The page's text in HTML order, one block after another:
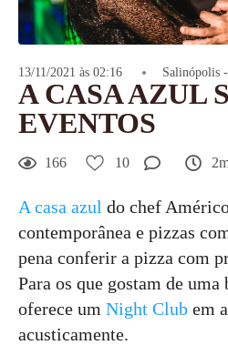
13/11/2021 às 02:16 Salinópolis
A CASA AZUL
EVENTOS
166 10
A casa azul do chef
contemporânea e pizzas
pena conferir a pizza com
Para os que gostam de uma
oferece um Night Club em
acusticamente.